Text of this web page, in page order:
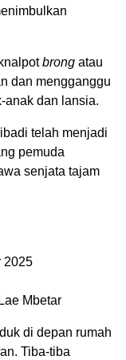
brong atau
dan mengganggu
anak dan lansia.
telah menjadi
pemuda
senjata tajam
2025
Mbetar
di depan rumah
Tiba-tiba